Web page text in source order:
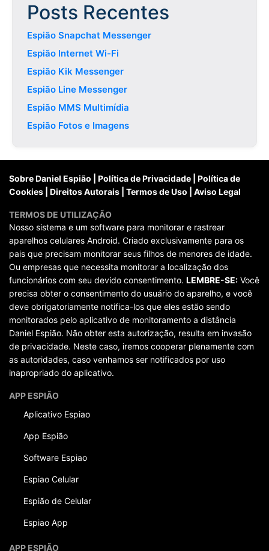
Posts Recentes
Espião Snapchat Messenger
Espião Internet Wi-Fi
Espião Kik Messenger
Espião Line Messenger
Espião MMS Multimídia
Espião Fotos e Imagens
Sobre Daniel Espião Política de Privacidade
Política de
Cookies
Direitos Autorais Termos de Uso Aviso Legal
TERMOS DE UTILIZAÇÃO
Nosso sistema e um software para monitorar e rastrear
aparelhos celulares Android. Criado exclusivamente para os
pais que precisam monitorar seus filhos de menores de idade.
Ou empresas que necessita monitorar a localização dos
funcionários com seu devido consentimento. LEMBRE-SE: Você
precisa obter o consentimento do usuário do aparelho, e você
deve obrigatoriamente notifica-los que eles estão sendo
monitorados pelo aplicativo de monitoramento a distância
Daniel Espião. Não obter esta autorização, resulta em invasão
de privacidade. Neste caso, iremos cooperar plenamente com
as autoridades, caso venhamos ser notificados por uso
inapropriado do aplicativo.
APP ESPIÃO
Aplicativo Espiao
App Espião
Software Espiao
Espiao Celular
Espião de Celular
Espiao App
APP ESPIÃO